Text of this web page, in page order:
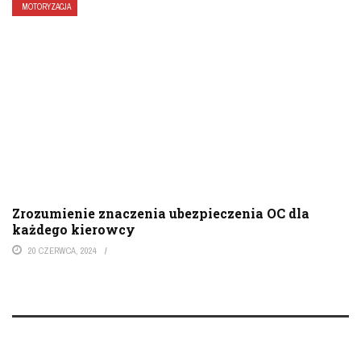
MOTORYZACJA
Zrozumienie znaczenia ubezpieczenia OC dla
każdego kierowcy
20 CZERWCA, 2024